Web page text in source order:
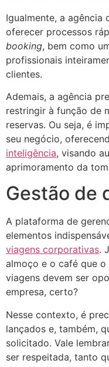
Igualmente, a agência
oferecer processos
booking, bem como
profissionais
clientes.
Ademais, a agência
restringir à função de
reservas. Ou seja, é
seu negócio,
inteligência, visando
aprimoramento da
Gestão de
A plataforma de
elementos
viagens corporativas.
almoço e o café que
viagens devem ser
empresa, certo?
Nesse contexto, é
lançados e, também,
solicitado. Vale
ser respeitada, tanto